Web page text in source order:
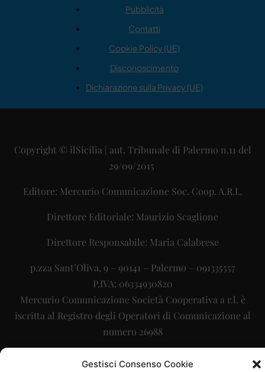
Gestisci Consenso Cookie
Pubblicità
Contatti
Cookie Policy (UE)
Disconoscimento
Dichiarazione sulla Privacy (UE)
Copyright © ilSicilia | aut. Tribunale di Palermo n.11 del
29/09/2015
Editore: Mercurio Comunicazione Soc. Coop. A.R.L.
Direttore Editoriale: Maurizio Scaglione
Direttore Responsabile: Maria Calabrese
p.zza Sant’Oliva, 9 – 90141 – Palermo – 091335557
P.IVA: 06334930820
Mercurio Comunicazione Società Cooperativa a r.l. è
iscritta al Registro degli Operatori di Comunicazione al
numero 26988